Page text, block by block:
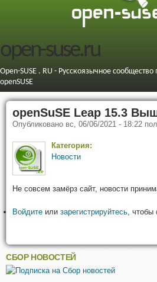
open-suse.ru
Open-SUSE . RU - Русскоязычное
openSUSE
openSuSE Leap 15.3
Опубликовано вс, 06/06/2021 - 18:22
Категория:
Новости
Не совсем замёрз сайт, новости
Войдите или зарегистрируйтесь ,
СБОР НОВОСТЕЙ